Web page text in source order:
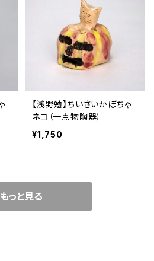
【浅野勉】ちいさいかぼちゃ
ネコ（一点物陶器）
¥1,750
もっと見る